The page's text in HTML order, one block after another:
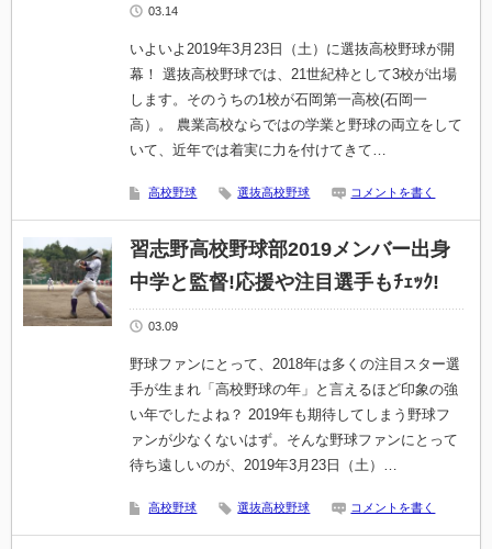
03.14
いよいよ2019年3月23日（土）に選抜高校野球が開
幕！ 選抜高校野球では、21世紀枠として3校が出場
します。そのうちの1校が石岡第一高校(石岡一
高）。 農業高校ならではの学業と野球の両立をして
いて、近年では着実に力を付けてきて…
高校野球 選抜高校野球 コメントを書く
習志野高校野球部2019メンバー出身
中学と監督!応援や注目選手もﾁｪｯｸ!
03.09
野球ファンにとって、2018年は多くの注目スター選
手が生まれ「高校野球の年」と言えるほど印象の強
い年でしたよね？ 2019年も期待してしまう野球フ
ァンが少なくないはず。そんな野球ファンにとって
待ち遠しいのが、2019年3月23日（土）…
高校野球 選抜高校野球 コメントを書く